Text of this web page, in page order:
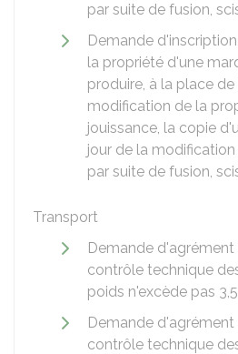
par suite de fusion,
Demande
la propriété d'une
produire, à la place
modification de la
jouissance, la copie
jour de la
par suite de fusion,
Transport
Demande
contrôle technique
poids n'excède pas
Demande
contrôle technique